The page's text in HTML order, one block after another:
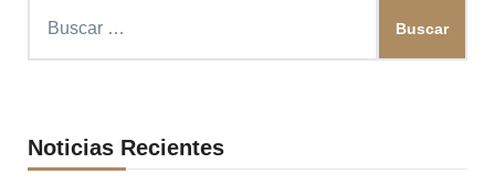
Noticias Recientes